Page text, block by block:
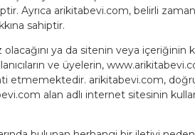
Ayrıca arikitabevi.com, belirli
sahiptir.
ya da sitenin veya içeriğinin
ve üyelerin,
etmemektedir. arikitabevi.com,
alan adlı internet sitesinin